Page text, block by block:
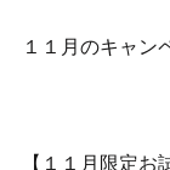
１１月のキャン
【１１月限定お